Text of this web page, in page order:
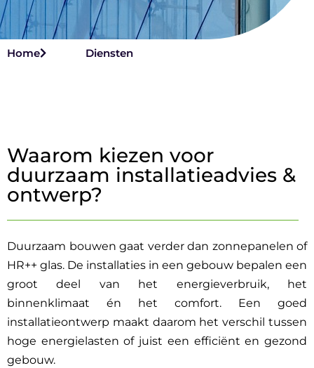
Home Diensten
Waarom kiezen voor
duurzaam installatieadvies &
ontwerp?
Duurzaam bouwen gaat verder dan zonnepanelen of
HR++ glas. De installaties in een gebouw bepalen een
groot deel van het energieverbruik, het
binnenklimaat én het comfort. Een goed
installatieontwerp maakt daarom het verschil tussen
hoge energielasten of juist een efficiënt en gezond
gebouw.